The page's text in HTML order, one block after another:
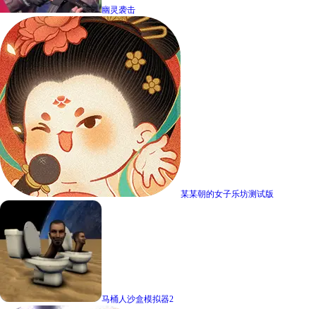
幽灵袭击
某某朝的女子乐坊测试版
马桶人沙盒模拟器2